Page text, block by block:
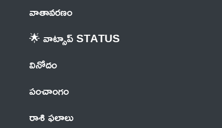
వాతావరణం
🌟 వాట్సాప్ STATUS
వినోదం
పంచాంగం
రాశి ఫలాలు